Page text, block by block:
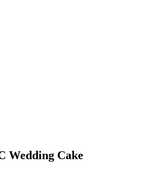
Wedding Cake